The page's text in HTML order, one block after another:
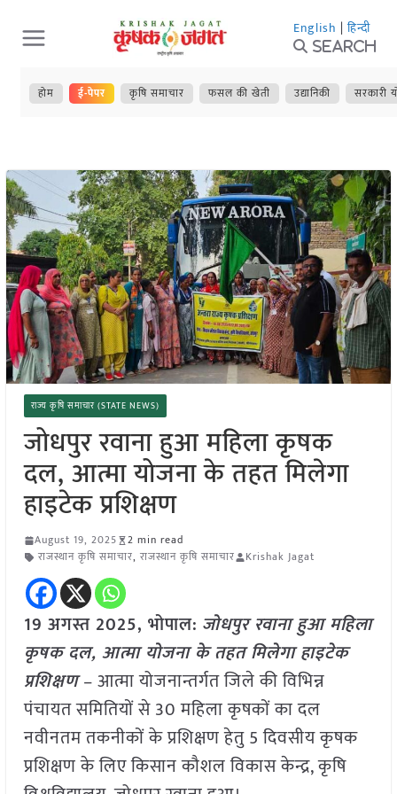
Skip
to
content
English | हिन्दी
Search
होम ई-पेपर कृषि समाचार फसल की खेती उद्यानिकी सरकारी
राज्य कृषि समाचार (STATE NEWS)
जोधपुर रवाना हुआ महिला कृषक
दल, आत्मा योजना के तहत मिलेगा
हाइटेक प्रशिक्षण
August 19, 2025
2 min read
राजस्थान कृषि समाचार, राजस्थान कृषि समाचार Krishak Jagat
19 अगस्त 2025, भोपाल: जोधपुर रवाना हुआ महिला
कृषक दल, आत्मा योजना के तहत मिलेगा हाइटेक
प्रशिक्षण– आत्मा योजनान्तर्गत जिले की विभिन्न
पंचायत समितियों से 30 महिला कृषकों का दल
नवीनतम तकनीकों के प्रशिक्षण हेतु 5 दिवसीय कृषक
प्रशिक्षण के लिए किसान कौशल विकास केन्द्र, कृषि